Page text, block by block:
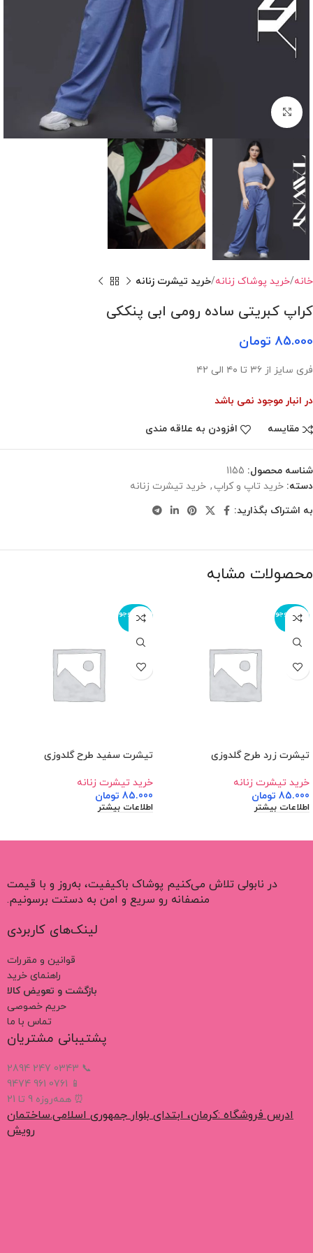
بزرگنمایی تصویر
خانه خرید پوشاک زنانه خرید تیشرت زنانه
کراپ کبریتی ساده رومی ابی پنککی
85.000 تومان
فری سایز از ۳۶ تا ۴۰ الی ۴۲
در انبار موجود نمی باشد
مقایسه افزودن به علاقه مندی
شناسه محصول: 1155
دسته: خرید تاپ و کراپ , خرید تیشرت زنانه
به اشتراک بگذارید:
محصولات مشابه
اتمام موجو
دی
تیشرت زرد طرح گلدوزی
خرید تیشرت زنانه
85.000 تومان
اطلاعات بیشتر
اتمام موجو
دی
تیشرت سفید طرح گلدوزی
خرید تیشرت زنانه
85.000 تومان
اطلاعات بیشتر
در نابولی تلاش می‌کنیم پوشاک باکیفیت، به‌روز و با قیمت
منصفانه رو سریع و امن به دستت برسونیم.
لینک‌های کاربردی
قوانین و مقررات
راهنمای خرید
بازگشت و تعویض کالا
حریم خصوصی
تماس با ما
پشتیبانی مشتریان
📞 0343 247 2894
📱 0761 961 9474
⏰ همه‌روزه 9 تا 21
ادرس فروشگاه :کرمان، ابتدای بلوار جمهوری اسلامی.ساختمان
رویش